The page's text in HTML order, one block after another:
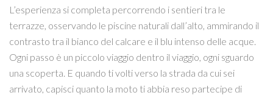
L’esperienza si completa percorrendo i sentieri tra le
terrazze, osservando le piscine naturali dall’alto, ammirando il
contrasto tra il bianco del calcare e il blu intenso delle acque.
Ogni passo è un piccolo viaggio dentro il viaggio, ogni sguardo
una scoperta. E quando ti volti verso la strada da cui sei
arrivato, capisci quanto la moto ti abbia reso partecipe di